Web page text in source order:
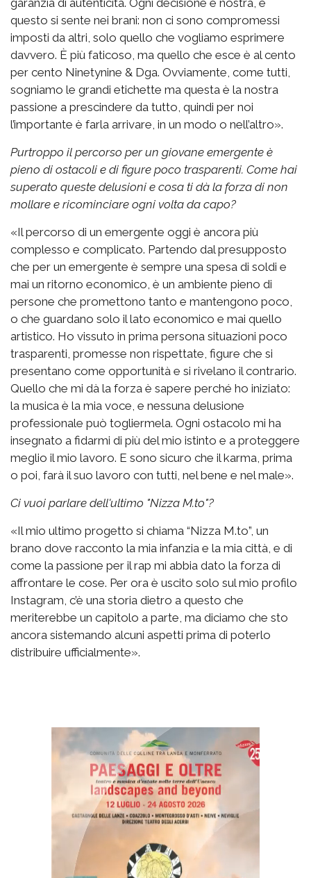
questo si sente nei brani: non ci sono compromessi
imposti da altri, solo quello che vogliamo esprimere
davvero. È più faticoso, ma quello che esce è al cento
per cento Ninetynine & Dga. Ovviamente, come tutti,
sogniamo le grandi etichette ma questa è la nostra
passione a prescindere da tutto, quindi per noi
l’importante è farla arrivare, in un modo o nell’altro».
Purtroppo il percorso per un giovane emergente è
pieno di ostacoli e di figure poco trasparenti. Come hai
superato queste delusioni e cosa ti dà la forza di non
mollare e ricominciare ogni volta da capo?
«Il percorso di un emergente oggi è ancora più
complesso e complicato. Partendo dal presupposto
che per un emergente è sempre una spesa di soldi e
mai un ritorno economico, è un ambiente pieno di
persone che promettono tanto e mantengono poco,
o che guardano solo il lato economico e mai quello
artistico. Ho vissuto in prima persona situazioni poco
trasparenti, promesse non rispettate, figure che si
presentano come opportunità e si rivelano il contrario.
Quello che mi dà la forza è sapere perché ho iniziato:
la musica è la mia voce, e nessuna delusione
professionale può togliermela. Ogni ostacolo mi ha
insegnato a fidarmi di più del mio istinto e a proteggere
meglio il mio lavoro. E sono sicuro che il karma, prima
o poi, farà il suo lavoro con tutti, nel bene e nel male».
Ci vuoi parlare dell'ultimo "Nizza M.to"?
«Il mio ultimo progetto si chiama “Nizza M.to”, un
brano dove racconto la mia infanzia e la mia città, e di
come la passione per il rap mi abbia dato la forza di
affrontare le cose. Per ora è uscito solo sul mio profilo
Instagram, c’è una storia dietro a questo che
meriterebbe un capitolo a parte, ma diciamo che sto
ancora sistemando alcuni aspetti prima di poterlo
distribuire ufficialmente».